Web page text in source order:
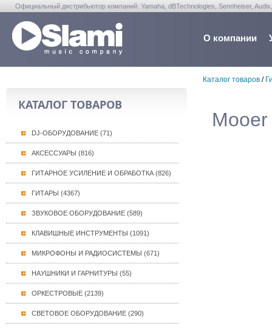
Официальный дистрибьютор компаний: Yamaha, dBTechnologies, Sennheiser,
О компании
КАТАЛОГ ТОВАРОВ
DJ-ОБОРУДОВАНИЕ (71)
АКСЕССУАРЫ (816)
ГИТАРНОЕ УСИЛЕНИЕ И ОБРАБОТКА (826)
ГИТАРЫ (4367)
ЗВУКОВОЕ ОБОРУДОВАНИЕ (589)
КЛАВИШНЫЕ ИНСТРУМЕНТЫ (1091)
МИКРОФОНЫ И РАДИОСИСТЕМЫ (671)
НАУШНИКИ И ГАРНИТУРЫ (55)
ОРКЕСТРОВЫЕ (2139)
СВЕТОВОЕ ОБОРУДОВАНИЕ (290)
Каталог товаров/
Mooer